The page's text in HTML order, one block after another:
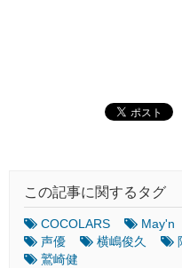
この記事に関するタグ
COCOLARS May'n
声優
横嶋俊久
鷲崎健